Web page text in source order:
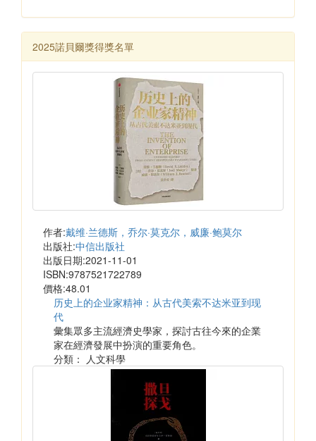
2025諾貝爾獎得獎名單
作者:戴维·兰德斯，乔尔·莫克尔，威廉·鲍莫尔
出版社:中信出版社
出版日期:2021-11-01
ISBN:9787521722789
價格:48.01
历史上的企业家精神：从古代美索不达米亚到现
代
彙集眾多主流經濟史學家，探討古往今來的企業
家在經濟發展中扮演的重要角色。
分類： 人文科學